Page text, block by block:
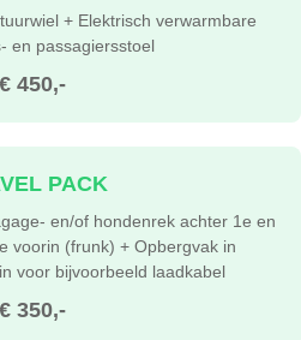
€ 450,-
+ Elektrisch verwarmbare
en passagiersstoel
€ 350,-
PACK
en/of hondenrek achter 1e en
voorin (frunk) + Opbergvak in
voor bijvoorbeeld laadkabel